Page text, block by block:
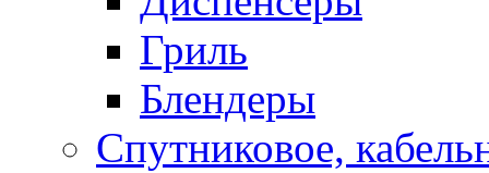
Гриль
Блендеры
Спутниковое,